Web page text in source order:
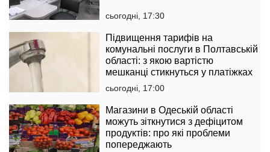
сьогодні, 17:30
Підвищення тарифів на
комунальні послуги в Полтавській
області: з якою вартістю
мешканці стикнуться у платіжках
сьогодні, 17:00
Магазини в Одеській області
можуть зіткнутися з дефіцитом
продуктів: про які проблеми
попереджають